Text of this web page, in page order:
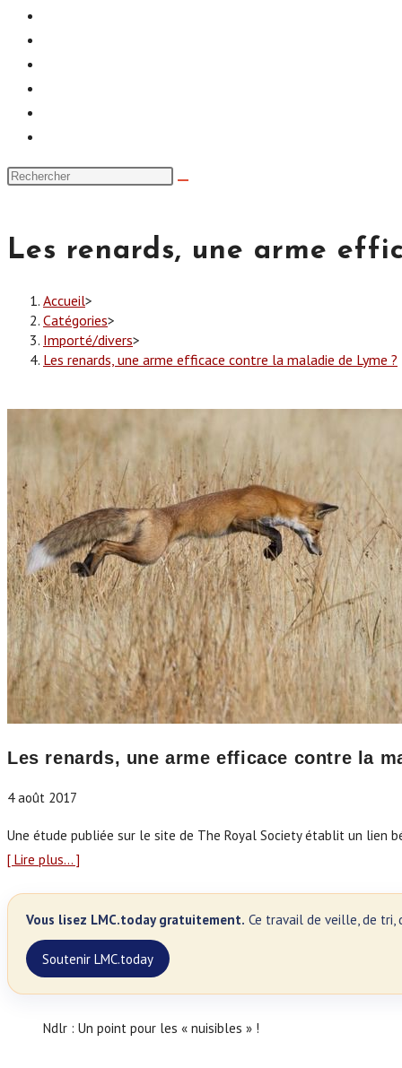
Les renards, une arme
Accueil>
Catégories>
Importé/divers>
Les renards, une arme efficace contre la maladie de Lyme ?
Les renards, une arme efficace contre la
4 août 2017
Une étude publiée sur le site de The Royal Society établit un lien
[ Lire plus… ]
Vous lisez LMC.today gratuitement. Ce travail de veille, de tri,
Soutenir LMC.today
Ndlr : Un point pour les « nuisibles » !